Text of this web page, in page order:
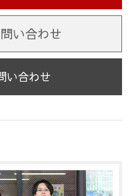
い合わせ
い合わせ